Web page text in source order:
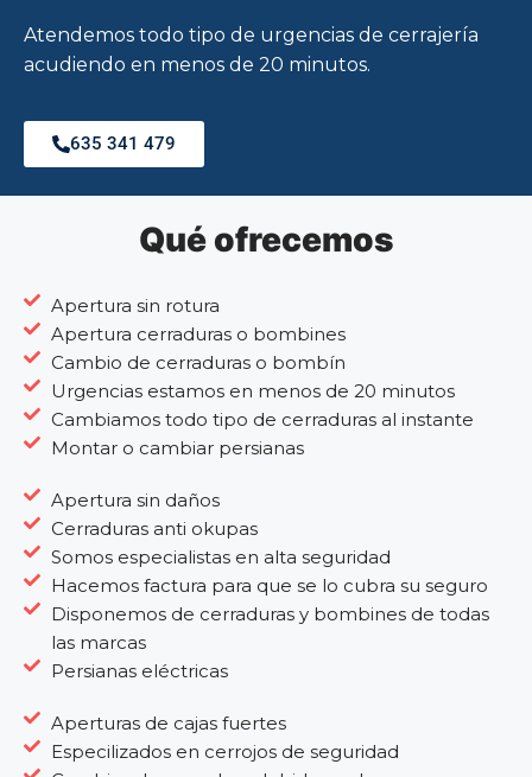
Atendemos todo tipo de urgencias de cerrajería
acudiendo en menos de 20 minutos.
635 341 479
Qué ofrecemos
Apertura sin rotura
Apertura cerraduras o bombines
Cambio de cerraduras o bombín
Urgencias estamos en menos de 20 minutos
Cambiamos todo tipo de cerraduras al instante
Montar o cambiar persianas
Apertura sin daños
Cerraduras anti okupas
Somos especialistas en alta seguridad
Hacemos factura para que se lo cubra su seguro
Disponemos de cerraduras y bombines de todas
las marcas
Persianas eléctricas
Aperturas de cajas fuertes
Especilizados en cerrojos de seguridad